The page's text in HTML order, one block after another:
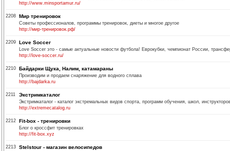
http://www.minsportamur.ru/
2208 Мир тренировок
Советы профессионалов, программы тренировок, диеты и многое другое
http://мир-тренировок.рф/
2209 Love Soccer
Love Soccer это - самые актуальные новости футбола! Еврокубки, чемпионат России,
http://love-soccer.ru/
2210 Байдарки Щука, Налим, катамараны
Производим и продаем снаряжение для водного сплава
http://bajdarka.ru
2211 Экстримкаталог
Экстримкаталог - каталог экстремальных видов спорта, программ обучения, школ,
http://extremecatalog.ru
2212 Fit-box - тренировки
Блог о кроссфит тренировках
http://fit-box.xyz
2213 Stelstour - магазин велосипедов